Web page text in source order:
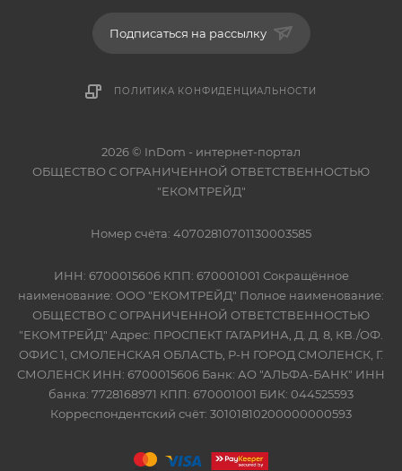
Подписаться на рассылку
ПОЛИТИКА КОНФИДЕНЦИАЛЬНОСТИ
2026 © InDom - интернет-портал
ОБЩЕСТВО С ОГРАНИЧЕННОЙ ОТВЕТСТВЕННОСТЬЮ
"ЕКОМТРЕЙД"
Номер счёта: 40702810701130003585
ИНН: 6700015606 КПП: 670001001 Сокращённое
наименование: ООО "ЕКОМТРЕЙД" Полное наименование:
ОБЩЕСТВО С ОГРАНИЧЕННОЙ ОТВЕТСТВЕННОСТЬЮ
"ЕКОМТРЕЙД" Адрес: ПРОСПЕКТ ГАГАРИНА, Д. Д. 8, КВ./ОФ.
ОФИС 1, СМОЛЕНСКАЯ ОБЛАСТЬ, Р-Н ГОРОД СМОЛЕНСК, Г.
СМОЛЕНСК ИНН: 6700015606 Банк: АО "АЛЬФА-БАНК" ИНН
банка: 7728168971 КПП: 670001001 БИК: 044525593
Корреспондентский счёт: 30101810200000000593